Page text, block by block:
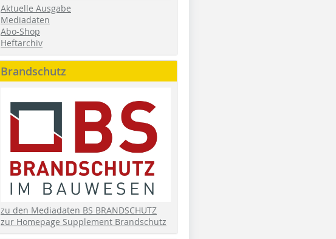
Aktuelle Ausgabe
Mediadaten
Abo-Shop
Heftarchiv
Brandschutz
zu den Mediadaten BS BRANDSCHUTZ
zur Homepage Supplement Brandschutz